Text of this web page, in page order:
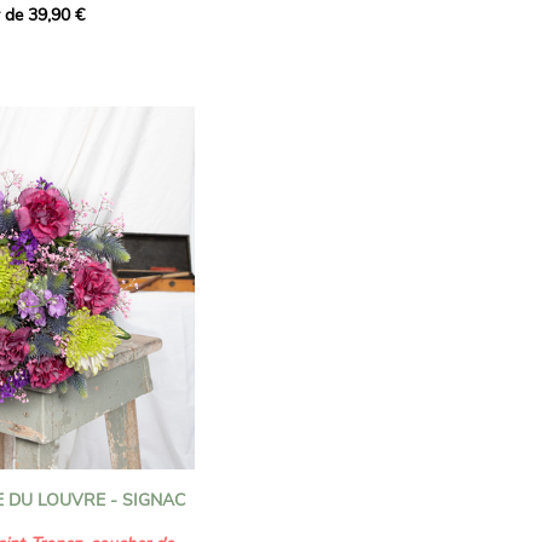
et généreux, imaginé
allure naturellement
léger et aérien, vient
douceur, pendant que
note d’élégance et de
florale.
avec soin pour
plein de
Avec son bel équilibre
parfum, cette création
les plus beaux
et émotion.
39,90 €
DU LOUVRE - SIGNAC